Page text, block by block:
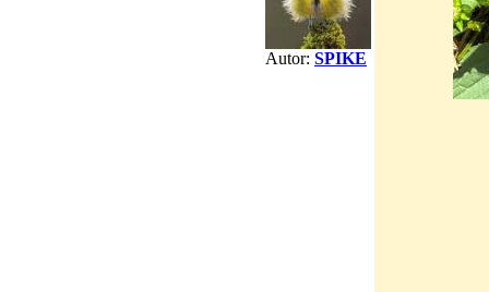
Autor: SPIKE